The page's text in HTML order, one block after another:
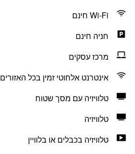
Wi-Fi חינם
חניה חינם
מרכז עסקים
אינטרנט אלחוטי זמין בכל האזורים
טלוויזיה עם מסך שטוח
טלוויזיה
טלוויזיה בכבלים או בלוויין